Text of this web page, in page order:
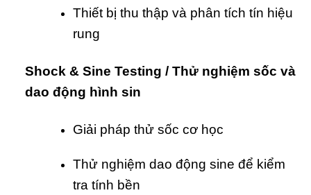
Thiết bị thu thập và phân tích tín hiệu
rung
Shock & Sine Testing / Thử nghiệm sốc và
dao động hình sin
Giải pháp thử sốc cơ học
Thử nghiệm dao động sine để kiểm
tra tính bền